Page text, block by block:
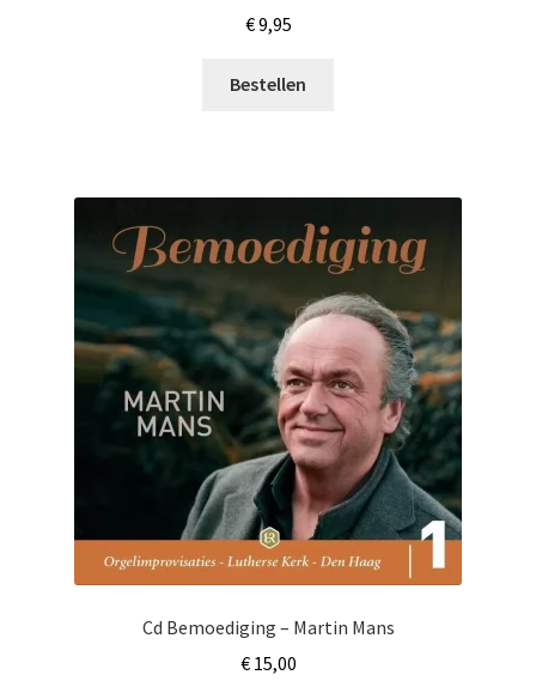
€9,95
Bestellen
Cd Bemoediging – Martin Mans
€15,00